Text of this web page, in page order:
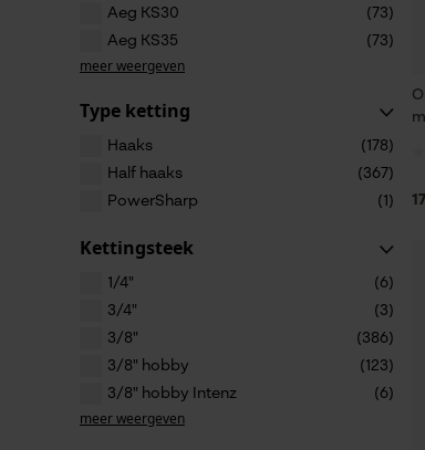
Aeg KS30
(73)
Aeg KS35
(73)
meer weergeven
Type ketting
Haaks
(178)
Half haaks
(367)
PowerSharp
(1)
Kettingsteek
1/4"
(6)
3/4"
(3)
3/8"
(386)
3/8" hobby
(123)
3/8" hobby Intenz
(6)
meer weergeven